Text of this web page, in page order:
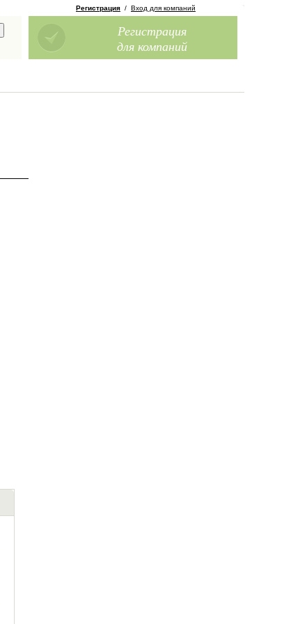
Регистрация / Вход для компаний
Регистрация
для компаний